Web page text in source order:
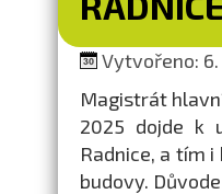
Vytvořeno: 6.
Magistrát
2025 dojde k
Radnice, a tím
budovy.